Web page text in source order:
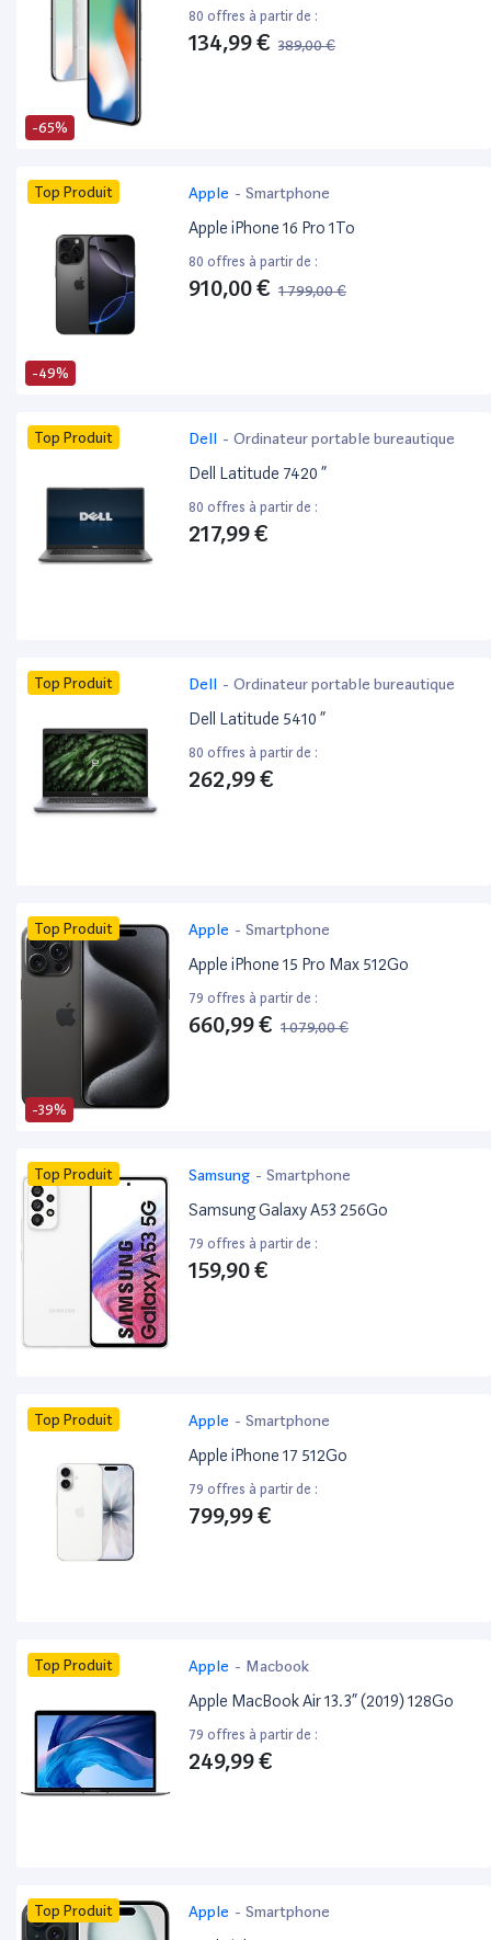
-65%
80 offres à partir de :
134,99 € 389,00 €
-49%
Top Produit Apple - Smartphone
Apple iPhone 16 Pro 1To
80 offres à partir de :
910,00 € 1 799,00 €
Top Produit Dell - Ordinateur portable bureautique
Dell Latitude 7420 ”
80 offres à partir de :
217,99 €
Top Produit Dell - Ordinateur portable bureautique
Dell Latitude 5410 ”
80 offres à partir de :
262,99 €
-39%
Top Produit Apple - Smartphone
Apple iPhone 15 Pro Max 512Go
79 offres à partir de :
660,99 € 1 079,00 €
Top Produit Samsung - Smartphone
Samsung Galaxy A53 256Go
79 offres à partir de :
159,90 €
Top Produit Apple - Smartphone
Apple iPhone 17 512Go
79 offres à partir de :
799,99 €
Top Produit Apple - Macbook
Apple MacBook Air 13.3” (2019) 128Go
79 offres à partir de :
249,99 €
Top Produit Apple - Smartphone